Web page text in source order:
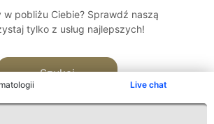
Live chat
w pobliżu Ciebie? Sprawdź naszą
tylko z usług najlepszych!
Szukaj